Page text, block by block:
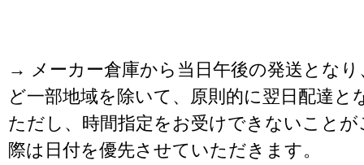
→ メーカー倉庫から当日午後の発送となり
ど一部地域を除いて、原則的に翌日配達と
ただし、時間指定をお受けできないこと
際は日付を優先させていただきます。